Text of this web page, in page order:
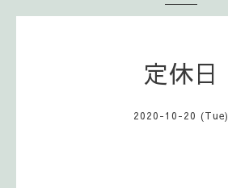
定休日
2020-10-20 (Tue)